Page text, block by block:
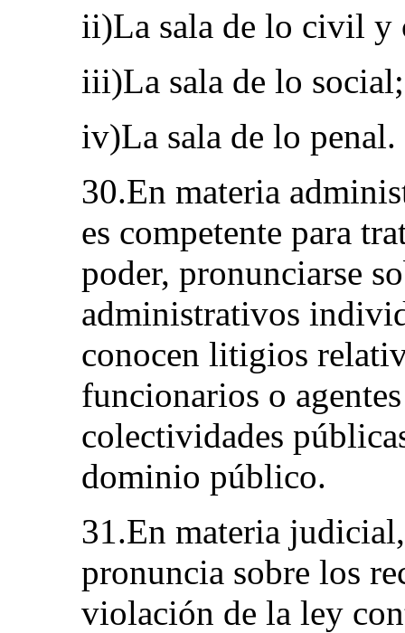
ii)La sala de lo civil y
iii)La sala de lo social;
iv)La sala de lo penal.
30.En materia
es competente para
poder, pronunciarse
administrativos
conocen litigios
funcionarios o
colectividades
dominio público.
31.En materia
pronuncia sobre los
violación de la ley